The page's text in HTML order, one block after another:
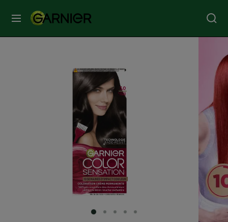
MENU
COLORATION
SLIDE 1
SLIDE 2
SLIDE 3
SLIDE 4
SLIDE 5